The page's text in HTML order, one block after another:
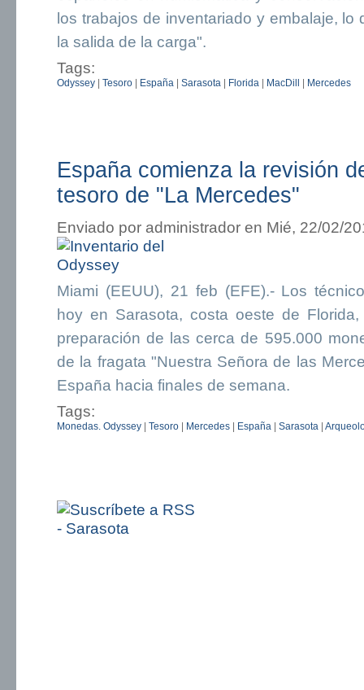
los trabajos de inventariado y embalaje, lo
la salida de la carga".
Tags:
Odyssey Tesoro España Sarasota Florida MacDill Mercedes
España comienza la revisión
tesoro de "La Mercedes"
Enviado por administrador en Mié, 22/02/
Miami (EEUU), 21 feb (EFE).- Los
hoy en Sarasota, costa oeste de
preparación de las cerca de 595.000
de la fragata "Nuestra Señora de las
España hacia finales de semana.
Tags:
Monedas. Odyssey Tesoro Mercedes España Sarasota